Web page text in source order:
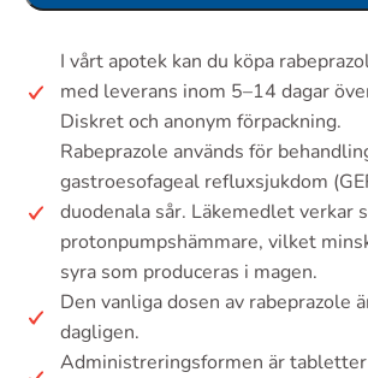
I vårt apotek kan du köpa
med leverans inom 5–14 dagar
Diskret och anonym förpackning.
Rabeprazole används för
gastroesofageal refluxsjukdom
duodenala sår. Läkemedlet verkar
protonpumpshämmare, vilket
syra som produceras i magen.
Den vanliga dosen av rabeprazole
dagligen.
Administreringsformen är